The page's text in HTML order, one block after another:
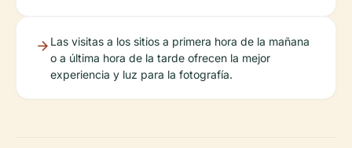
Las visitas a los sitios a primera hora de la mañana
o a última hora de la tarde ofrecen la mejor
experiencia y luz para la fotografía.